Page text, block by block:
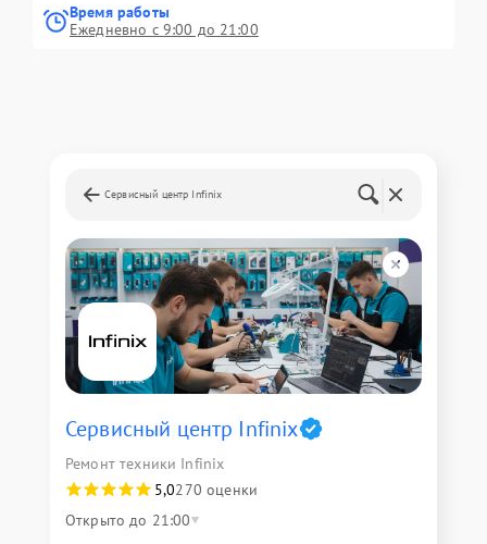
Время работы
Ежедневно с 9:00 до 21:00
Сервисный центр Infinix
Сервисный центр Infinix
Ремонт техники Infinix
5,0270 оценки
Открыто до 21:00